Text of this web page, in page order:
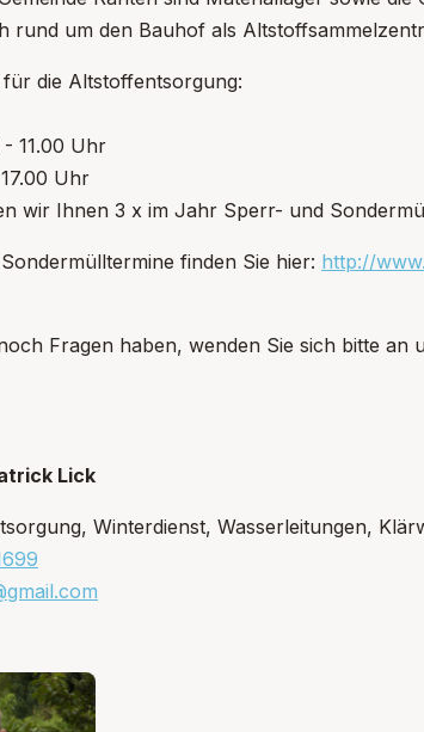
rund um den Bauhof als
die Altstoffentsorgung:
- 11.00 Uhr
Uhr
wir Ihnen 3 x im Jahr Sperr- und
finden Sie hier: http://
Fragen haben, wenden Sie sich bitte an
Lick
Winterdienst, Wasserleitungen,